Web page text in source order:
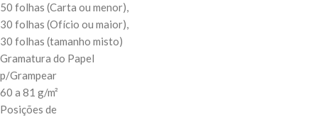
50 folhas (Carta ou menor),
30 folhas (Ofício ou maior),
30 folhas (tamanho misto)
Gramatura do Papel
p/Grampear
60 a 81 g/m²
Posições de